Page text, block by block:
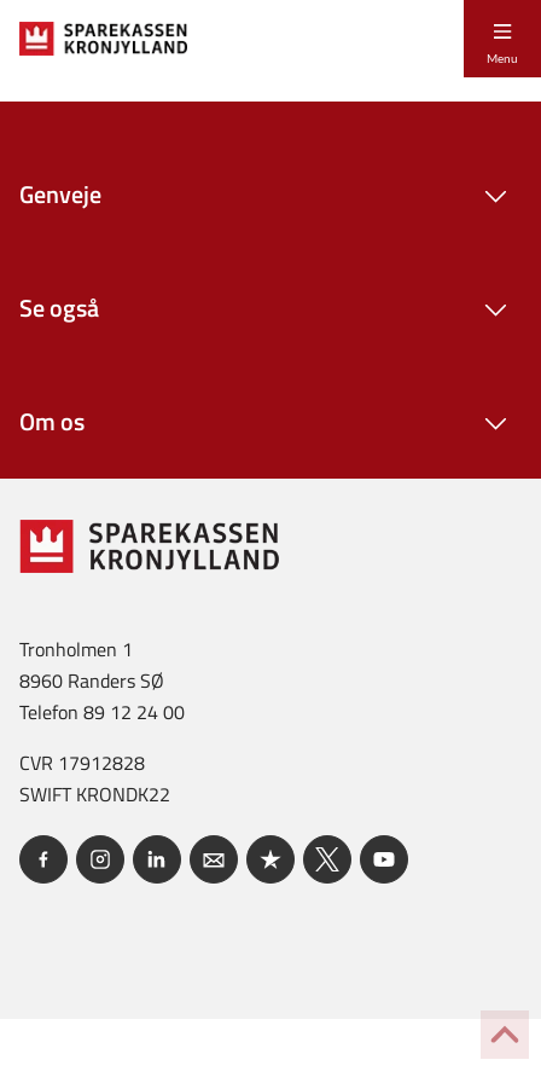
Menu
Genveje
Se også
Om os
Tronholmen 1
8960 Randers SØ
Telefon 89 12 24 00
CVR 17912828
SWIFT KRONDK22